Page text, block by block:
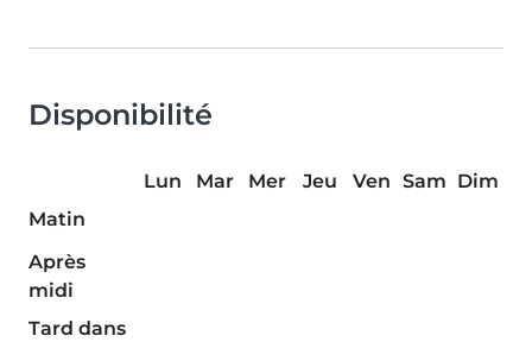
Disponibilité
Lun Mar Mer Jeu Ven Sam Dim
Matin
Après
midi
Tard dans